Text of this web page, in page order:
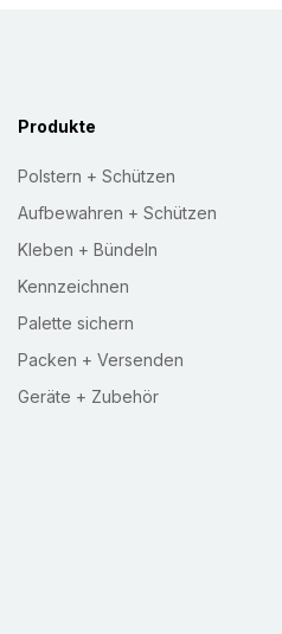
Produkte
Polstern + Schützen
Aufbewahren + Schützen
Kleben + Bündeln
Kennzeichnen
Palette sichern
Packen + Versenden
Geräte + Zubehör